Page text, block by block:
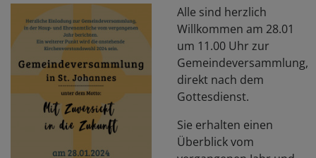
Alle sind herzlich
Willkommen am 28.01
um 11.00 Uhr zur
Gemeindeversammlung,
direkt nach dem
Gottesdienst.
Sie erhalten einen
Überblick vom